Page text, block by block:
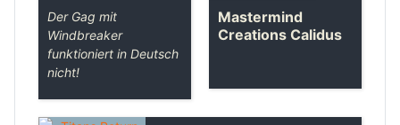
Der Gag mit
Windbreaker
funktioniert in Deutsch
nicht!
Mastermind
Creations Calidus